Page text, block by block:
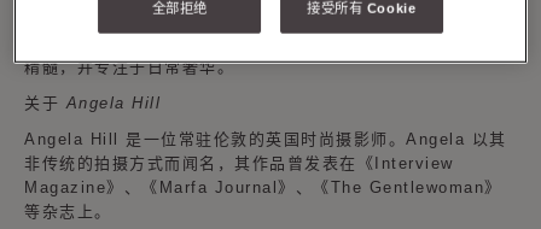
紫色 M 系列的视觉效果由著名摄影师 Angela Hill 掌镜，模特
精髓，并专注于日常奢华。
关于 Angela Hill
Angela Hill 是一位常驻伦敦的英国时尚摄影师。Angela 以其
非传统的拍摄方式而闻名，其作品曾发表在《Interview
Magazine》、《Marfa Journal》、《The Gentlewoman》
等杂志上。
全部拒绝 接受所有 Cookie